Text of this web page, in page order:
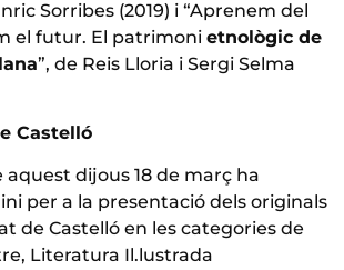
Sorribes (2019) i “Aprenem del
el futur. El patrimoni etnològic de
”, de Reis Lloria i Sergi Selma
Castelló
aquest dijous 18 de març ha
per a la presentació dels originals
de Castelló en les categories de
Literatura Il.lustrada